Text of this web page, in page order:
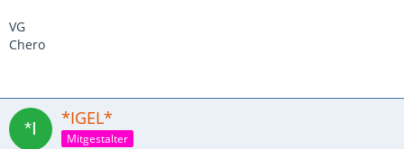
VG
Chero
*IGEL*
Mitgestalter